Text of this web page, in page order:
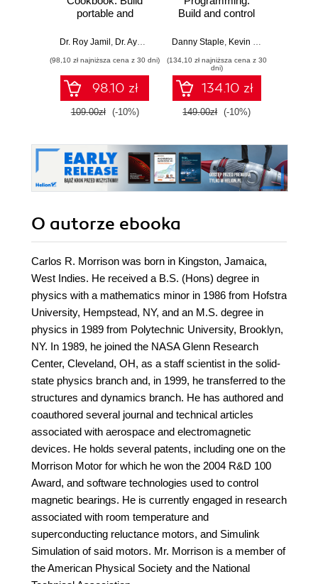
portable and
systems through
Dr. Roy Jamil , Dr. Ayoub Bourjilat
(98,10 zł najniższa cena z 30 dni)
98.10 zł
109.00zł (-10%)
Build and control
robots with
Python - Third
Edition
Danny Staple, Kevin McAleer
(134,10 zł najniższa cena z 30
dni)
134.10 zł
149.00zł (-10%)
O autorze ebooka
Carlos R. Morrison was born in Kingston, Jamaica,
West Indies. He received a B.S. (Hons) degree in
physics with a mathematics minor in 1986 from Hofstra
University, Hempstead, NY, and an M.S. degree in
physics in 1989 from Polytechnic University, Brooklyn,
NY. In 1989, he joined the NASA Glenn Research
Center, Cleveland, OH, as a staff scientist in the solid-
state physics branch and, in 1999, he transferred to the
structures and dynamics branch. He has authored and
coauthored several journal and technical articles
associated with aerospace and electromagnetic
devices. He holds several patents, including one on the
Morrison Motor for which he won the 2004 R&D 100
Award, and software technologies used to control
magnetic bearings. He is currently engaged in research
associated with room temperature and
superconducting reluctance motors, and Simulink
Simulation of said motors. Mr. Morrison is a member of
the American Physical Society and the National